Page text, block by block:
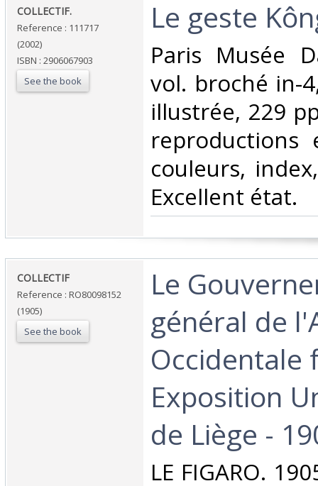
‎COLLECTIF.‎
Reference : 111717
(2002)
ISBN : 2906067903
See the book
‎Le geste
‎Paris Musée
vol. broché in-
illustrée, 229
couleurs,
Excellent état.‎
‎COLLECTIF‎
Reference : RO80098152
(1905)
See the book
‎Le
général de
Occidentale
Exposition
de Liège -
‎LE FIGARO.